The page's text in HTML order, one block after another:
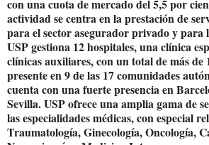
con una cuota de mercado del 5,5 por
actividad se centra en la prestación de
para el sector asegurador privado y para
USP gestiona 12 hospitales, una clínica
clínicas auxiliares, con un total de más de
presente en 9 de las 17 comunidades
cuenta con una fuerte presencia en
Sevilla. USP ofrece una amplia gama de
las especialidades médicas, con especial
Traumatología, Ginecología, Oncología,